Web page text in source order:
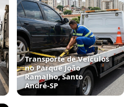
Transporte de Veículos
no Parque João
Ramalho, Santo
André‑SP